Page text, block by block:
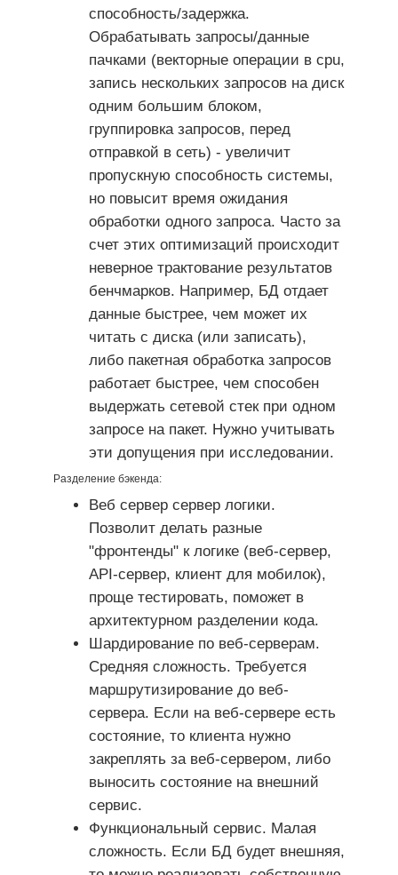
способность/задержка.
Обрабатывать запросы/данные
пачками (векторные операции в cpu,
запись нескольких запросов на диск
одним большим блоком,
группировка запросов, перед
отправкой в сеть) - увеличит
пропускную способность системы,
но повысит время ожидания
обработки одного запроса. Часто за
счет этих оптимизаций происходит
неверное трактование результатов
бенчмарков. Например, БД отдает
данные быстрее, чем может их
читать с диска (или записать),
либо пакетная обработка запросов
работает быстрее, чем способен
выдержать сетевой стек при одном
запросе на пакет. Нужно учитывать
эти допущения при исследовании.
Разделение бэкенда:
Веб сервер сервер логики.
Позволит делать разные
"фронтенды" к логике (веб-сервер,
API-сервер, клиент для мобилок),
проще тестировать, поможет в
архитектурном разделении кода.
Шардирование по веб-серверам.
Средняя сложность. Требуется
маршрутизирование до веб-
сервера. Если на веб-сервере есть
состояние, то клиента нужно
закреплять за веб-сервером, либо
выносить состояние на внешний
сервис.
Функциональный сервис. Малая
сложность. Если БД будет внешняя,